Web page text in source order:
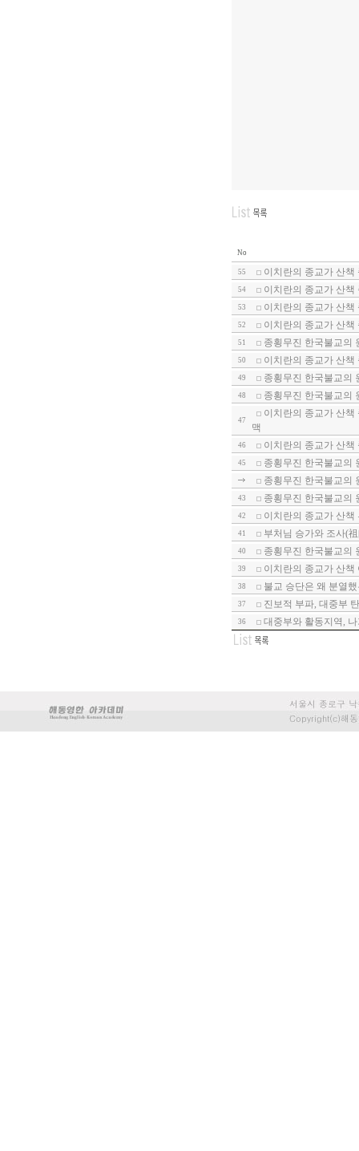
No
55 이치란의 종교가 산
54 이치란의 종교가 산
53 이치란의 종교가 산
52 이치란의 종교가 산
51 종횡무진 한국불교의
50 이치란의 종교가 산책
49 종횡무진 한국불교의
48 종횡무진 한국불교의
47
이치란의 종교가 산
맥
46 이치란의 종교가 산책
45
종횡무진 한국불교의
종횡무진 한국불교의
43 종횡무진 한국불교의
42 이치란의 종교가 산책
41 부처님 승가와 조사(
40 종횡무진 한국불교의
39 이치란의 종교가 산책
38 불교 승단은 왜 분열했
37 진보적 부파, 대중부
36 대중부와 활동지역,